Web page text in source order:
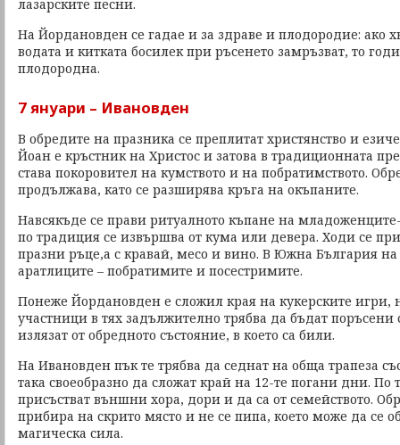
лазарските песни.
На Йордановден се гадае и за здраве и плодородие: ако
водата и китката босилек при ръсенето замръзват, то
плодородна.
7 януари – Ивановден
В обредите на празника се преплитат христянство и
Йоан е кръстник на Христос и затова в традиционната
става покоровител на кумството и на побратимството.
продължава, като се разширява кръга на окъпаните.
Навсякъде се прави ритуалното къпане на
по традиция се извършва от кума или девера. Ходи се
празни ръце,а с кравай, месо и вино. В Южна България на
аратлиците – побратимите и посестримите.
Понеже Йордановден е сложил края на кукерските игри,
участници в тях задължително трябва да бъдат поръсени
излязат от обредното състояние, в което са били.
На Ивановден пък те трябва да седнат на обща трапеза
така своеобразно да сложат край на 12-те погани дни. По
присъстват външни хора, дори и да са от семейството.
прибира на скрито място и не се пипа, което може да се
магическа сила.